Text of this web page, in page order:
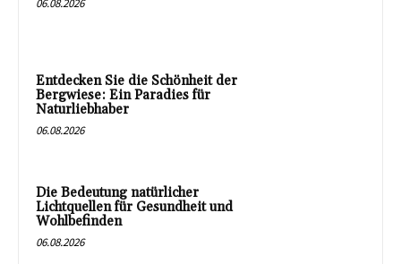
06.08.2026
Entdecken Sie die Schönheit der
Bergwiese: Ein Paradies für
Naturliebhaber
06.08.2026
Die Bedeutung natürlicher
Lichtquellen für Gesundheit und
Wohlbefinden
06.08.2026